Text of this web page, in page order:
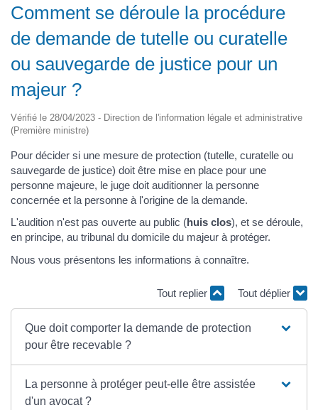
Comment se déroule la procédure
de demande de tutelle ou curatelle
ou sauvegarde de justice pour un
majeur ?
Vérifié le 28/04/2023 - Direction de l'information légale et administrative
(Première ministre)
Pour décider si une mesure de protection (tutelle, curatelle ou
sauvegarde de justice) doit être mise en place pour une
personne majeure, le juge doit auditionner la personne
concernée et la personne à l'origine de la demande.
L'audition n'est pas ouverte au public (huis clos), et se déroule,
en principe, au tribunal du domicile du majeur à protéger.
Nous vous présentons les informations à connaître.
Tout replier Tout déplier
Que doit comporter la demande de protection
pour être recevable ?
La personne à protéger peut-elle être assistée
d'un avocat ?